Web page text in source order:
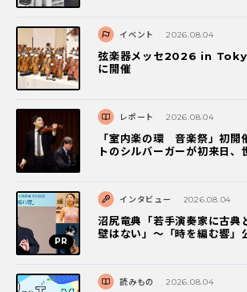
イベント 2026.08.04
弦楽器メッセ2026 in
に開催
レポート 2026.08.04
「室内楽の環 音楽祭」初開
トのシルバーガーが初来日、
インタビュー 2026.08.04
沼尻竜典「若手演奏家に古典
壁はない」～「時を編む響」
読みもの 2026.08.04